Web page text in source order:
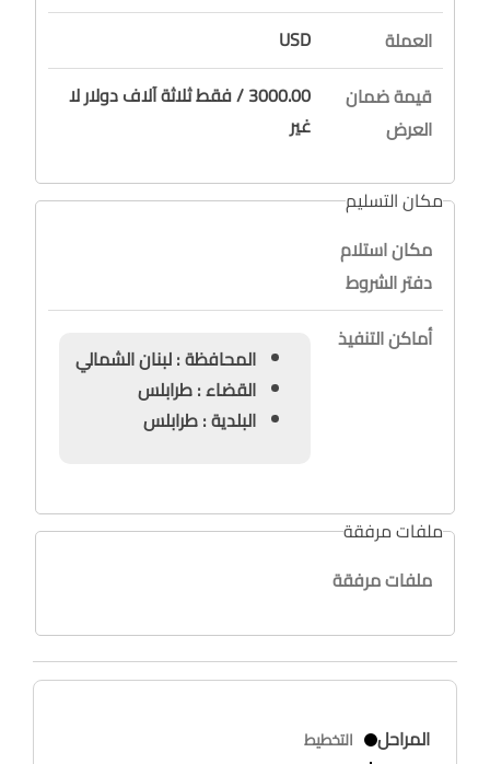
العملة
USD
قيمة ضمان
العرض
3000.00 / فقط ثلاثة آلاف دولار لا
غير
مكان التسليم
مكان استلام
دفتر الشروط
أماكن التنفيذ
المحافظة : لبنان الشمالي
القضاء : طرابلس
البلدية : طرابلس
ملفات مرفقة
ملفات مرفقة
المراحل التخطيط